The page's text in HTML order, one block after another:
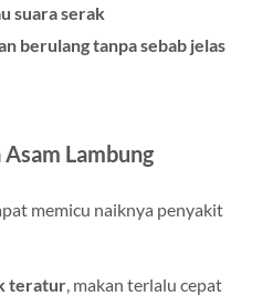
suara serak
berulang tanpa sebab jelas
Lambung
memicu naiknya penyakit
teratur, makan terlalu cepat